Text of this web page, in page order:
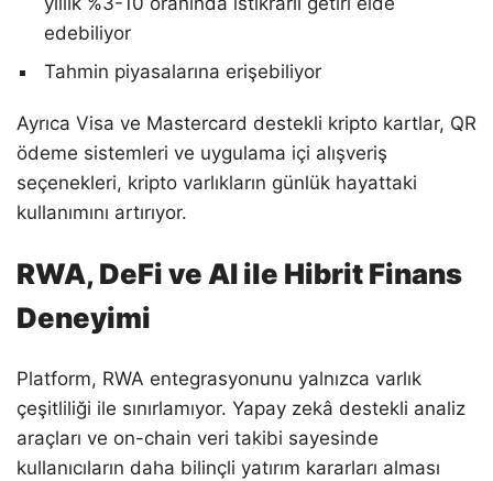
edebiliyor
Tahmin piyasalarına erişebiliyor
Ayrıca Visa ve Mastercard destekli kripto kartlar, QR
ödeme sistemleri ve uygulama içi alışveriş
seçenekleri, kripto varlıkların günlük hayattaki
kullanımını artırıyor.
RWA, DeFi ve AI ile Hibrit Finans
Deneyimi
Platform, RWA entegrasyonunu yalnızca varlık
çeşitliliği ile sınırlamıyor. Yapay zekâ destekli analiz
araçları ve on-chain veri takibi sayesinde
kullanıcıların daha bilinçli yatırım kararları alması